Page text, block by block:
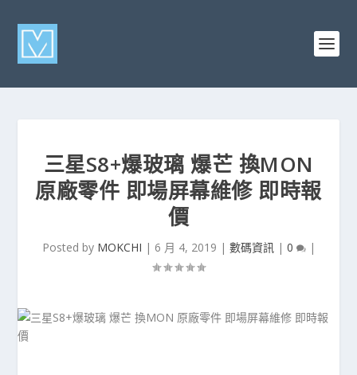
三星S8+爆玻璃 爆芒 換MON
原廠零件 即場屏幕維修 即時報
價
Posted by MOKCHI | 6 月 4, 2019 | 數碼資訊| 0 |